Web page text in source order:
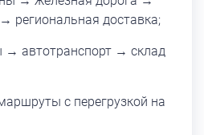
региональная доставка;
→ автотранспорт → склад
с перегрузкой на